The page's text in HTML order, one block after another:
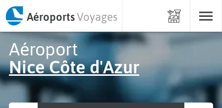
AéroportsVoyages
Aéroport
Nice Côte d'Azur